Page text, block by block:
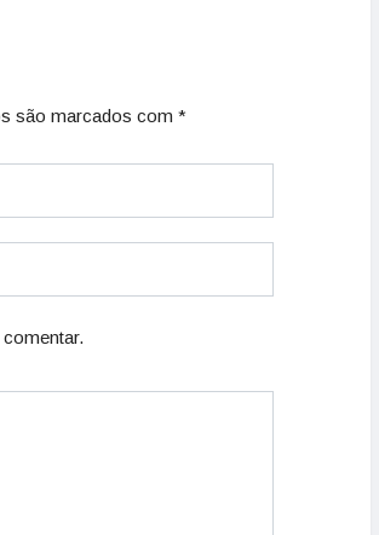
são marcados com *